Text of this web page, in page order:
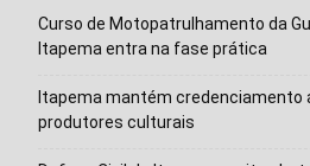
Curso de Motopatrulhamento da
Itapema entra na fase prática
Itapema mantém credenciamento
produtores culturais